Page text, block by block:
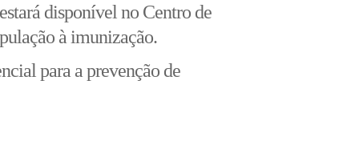
disponível no Centro de
à imunização.
para a prevenção de